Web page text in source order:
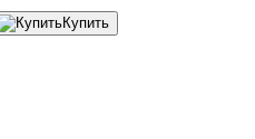
Купить